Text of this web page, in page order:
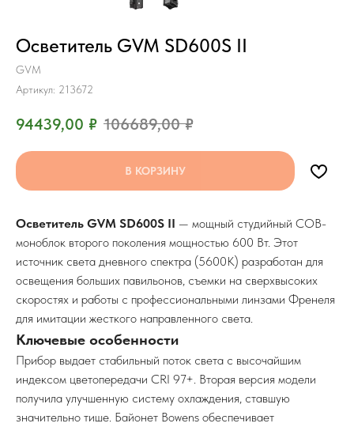
Осветитель GVM SD600S II
GVM
Артикул: 213672
94439,00 ₽ 106689,00 ₽
В КОРЗИНУ
Осветитель GVM SD600S II — мощный студийный COB-
моноблок второго поколения мощностью 600 Вт. Этот
источник света дневного спектра (5600K) разработан для
освещения больших павильонов, съемки на сверхвысоких
скоростях и работы с профессиональными линзами Френеля
для имитации жесткого направленного света.
Ключевые особенности
Прибор выдает стабильный поток света с высочайшим
индексом цветопередачи CRI 97+. Вторая версия модели
получила улучшенную систему охлаждения, ставшую
значительно тише. Байонет Bowens обеспечивает